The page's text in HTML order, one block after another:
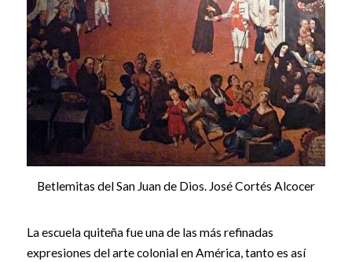
Betlemitas del San Juan de Dios. José Cortés Alcocer
La escuela quiteña fue una de las más refinadas
expresiones del arte colonial en América, tanto es así